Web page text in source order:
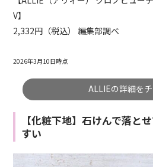
V】
2,332円（税込） 編集部調べ
2026年3月10日時点
ALLIEの詳細を
【化粧下地】石けんで落と
すい